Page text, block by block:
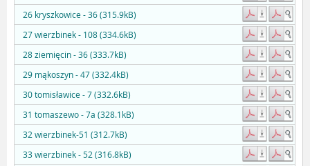
26 kryszkowice - 36 (315.9kB)
27 wierzbinek - 108 (334.6kB)
28 ziemięcin - 36 (333.7kB)
29 mąkoszyn - 47 (332.4kB)
30 tomisławice - 7 (332.6kB)
31 tomaszewo - 7a (328.1kB)
32 wierzbinek-51 (312.7kB)
33 wierzbinek - 52 (316.8kB)